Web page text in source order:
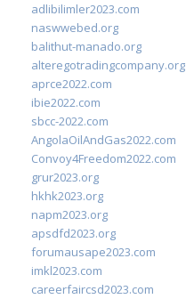
adlibilimler2023.com
naswwebed.org
balithut-manado.org
alteregotradingcompany.org
aprce2022.com
ibie2022.com
sbcc-2022.com
AngolaOilAndGas2022.com
Convoy4Freedom2022.com
grur2023.org
hkhk2023.org
napm2023.org
apsdfd2023.org
forumausape2023.com
imkl2023.com
careerfaircsd2023.com